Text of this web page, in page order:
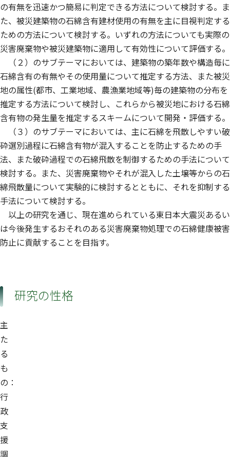
の有無を迅速かつ簡易に判定できる方法について検討する。ま
た、被災建築物の石綿含有建材使用の有無を主に目視判定する
ための方法について検討する。いずれの方法についても実際の
災害廃棄物や被災建築物に適用して有効性について評価する。
（２）のサブテーマにおいては、建築物の築年数や構造毎に
石綿含有の有無やその使用量について推定する方法、また被災
地の属性(都市、工業地域、農漁業地域等)毎の建築物の分布を
推定する方法について検討し、これらから被災地における石綿
含有物の発生量を推定するスキームについて開発・評価する。
（３）のサブテーマにおいては、主に石綿を飛散しやすい破
砕選別過程に石綿含有物が混入することを防止するための手
法、また破砕過程での石綿飛散を制御するための手法について
検討する。また、災害廃棄物やそれが混入した土壌等からの石
綿飛散量について実験的に検討するとともに、それを抑制する
手法について検討する。
以上の研究を通じ、現在進められている東日本大震災あるい
は今後発生するおそれのある災害廃棄物処理での石綿健康被害
防止に貢献することを目指す。
研究の性格
主
た
る
も
の：
行
政
支
援
調